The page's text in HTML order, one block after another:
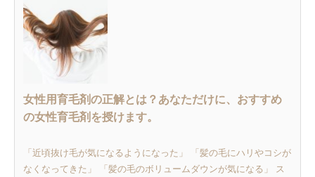
女性用育毛剤の正解とは？あなただけに、おすすめ
の女性育毛剤を授けます。
「近頃抜け毛が気になるようになった」 「髪の毛にハリやコシが
なくなってきた」 「髪の毛のボリュームダウンが気になる」 ス